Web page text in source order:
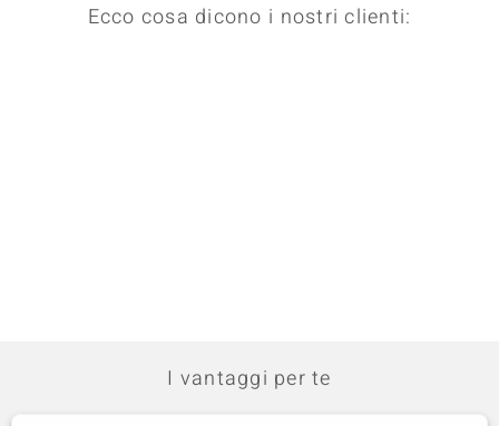
Ecco cosa dicono i nostri clienti:
I vantaggi per te